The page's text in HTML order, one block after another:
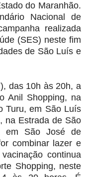
do Maranhão.
Nacional de
realizada
(SES) neste fim
de São Luís e
das 10h às 20h, a
Anil Shopping, na
Turu, em São Luís
na Estrada de São
em São José de
combinar lazer e
continua
Shopping, neste